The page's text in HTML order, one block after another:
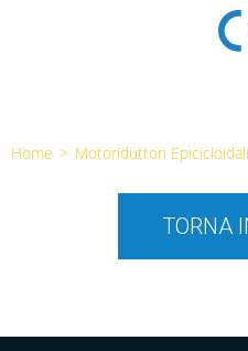
Home > Motoriduttori
TORNA